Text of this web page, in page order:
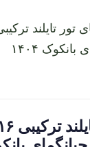
۱۴۰۴